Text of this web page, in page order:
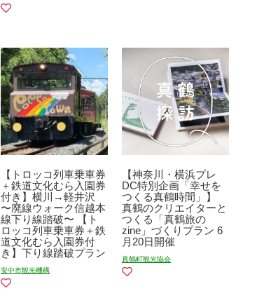
【トロッコ列車乗車券
＋鉄道文化むら入園券
付き】横川→軽井沢
〜廃線ウォーク信越本
線下り線踏破〜 【ト
ロッコ列車乗車券＋鉄
道文化むら入園券付
き】下り線踏破プラン
安中市観光機構
【神奈川・横浜プレ
DC特別企画「幸せを
つくる真鶴時間」】
真鶴のクリエイターと
つくる「真鶴旅の
zine」づくりプラン 6
月20日開催
真鶴町観光協会